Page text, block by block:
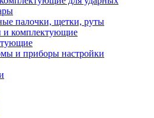
палочки, щетки, руты
и комплектующие
и приборы настройки